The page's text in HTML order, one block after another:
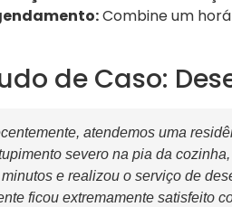
Combine um
de Caso:
atendemos uma
severo na pia da
e realizou o serviço de
ficou extremamente satisfeito